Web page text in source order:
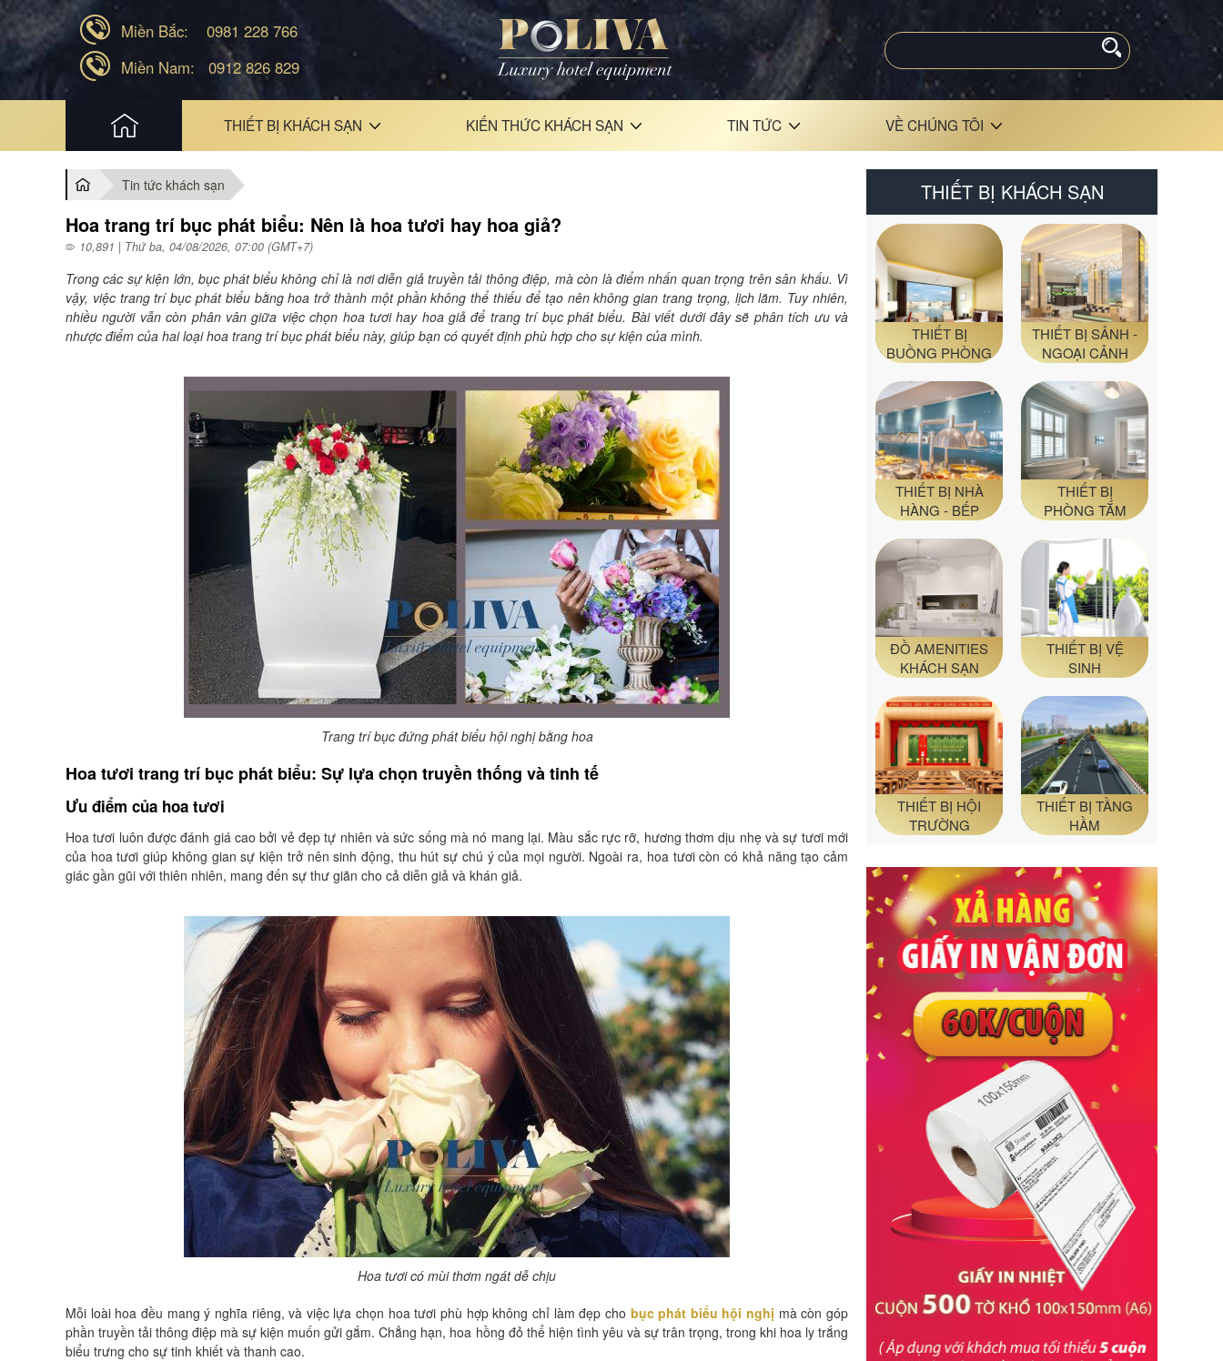
Miền Bắc:
0981 228 766
Miền Nam:
0912 826 829
THIẾT BỊ KHÁCH SẠN KIẾN THỨC KHÁCH SẠN TIN TỨC VỀ CHÚNG TÔI
Tin tức khách sạn
Hoa trang trí bục phát biểu: Nên là hoa tươi hay hoa giả?
10,891 | Thứ ba, 04/08/2026, 07:00 (GMT+7)
Trong các sự kiện lớn, bục phát biểu không chỉ là nơi diễn giả truyền tải thông điệp, mà còn là điểm nhấn quan trọng trên sân khấu. Vì
vậy, việc trang trí bục phát biểu bằng hoa trở thành một phần không thể thiếu để tạo nên không gian trang trọng, lịch lãm. Tuy nhiên,
nhiều người vẫn còn phân vân giữa việc chọn hoa tươi hay hoa giả để trang trí bục phát biểu. Bài viết dưới đây sẽ phân tích ưu và
nhược điểm của hai loại hoa trang trí bục phát biểu này, giúp bạn có quyết định phù hợp cho sự kiện của mình.
Trang trí bục đứng phát biểu hội nghị bằng hoa
Hoa tươi trang trí bục phát biểu: Sự lựa chọn truyền thống và tinh tế
Ưu điểm của hoa tươi
Hoa tươi luôn được đánh giá cao bởi vẻ đẹp tự nhiên và sức sống mà nó mang lại. Màu sắc rực rỡ, hương thơm dịu nhẹ và sự tươi mới
của hoa tươi giúp không gian sự kiện trở nên sinh động, thu hút sự chú ý của mọi người. Ngoài ra, hoa tươi còn có khả năng tạo cảm
giác gần gũi với thiên nhiên, mang đến sự thư giãn cho cả diễn giả và khán giả.
Hoa tươi có mùi thơm ngát dễ chịu
Mỗi loài hoa đều mang ý nghĩa riêng, và việc lựa chọn hoa tươi phù hợp không chỉ làm đẹp cho bục phát biểu hội nghị mà còn góp
phần truyền tải thông điệp mà sự kiện muốn gửi gắm. Chẳng hạn, hoa hồng đỏ thể hiện tình yêu và sự trân trọng, trong khi hoa ly trắng
biểu trưng cho sự tinh khiết và thanh cao.
THIẾT BỊ KHÁCH SẠN
THIẾT BỊ
BUỒNG PHÒNG
THIẾT BỊ SẢNH -
NGOẠI CẢNH
THIẾT BỊ NHÀ
HÀNG - BẾP
THIẾT BỊ
PHÒNG TẮM
ĐỒ AMENITIES
KHÁCH SẠN
THIẾT BỊ VỆ
SINH
THIẾT BỊ HỘI
TRƯỜNG
THIẾT BỊ TẦNG
HẦM